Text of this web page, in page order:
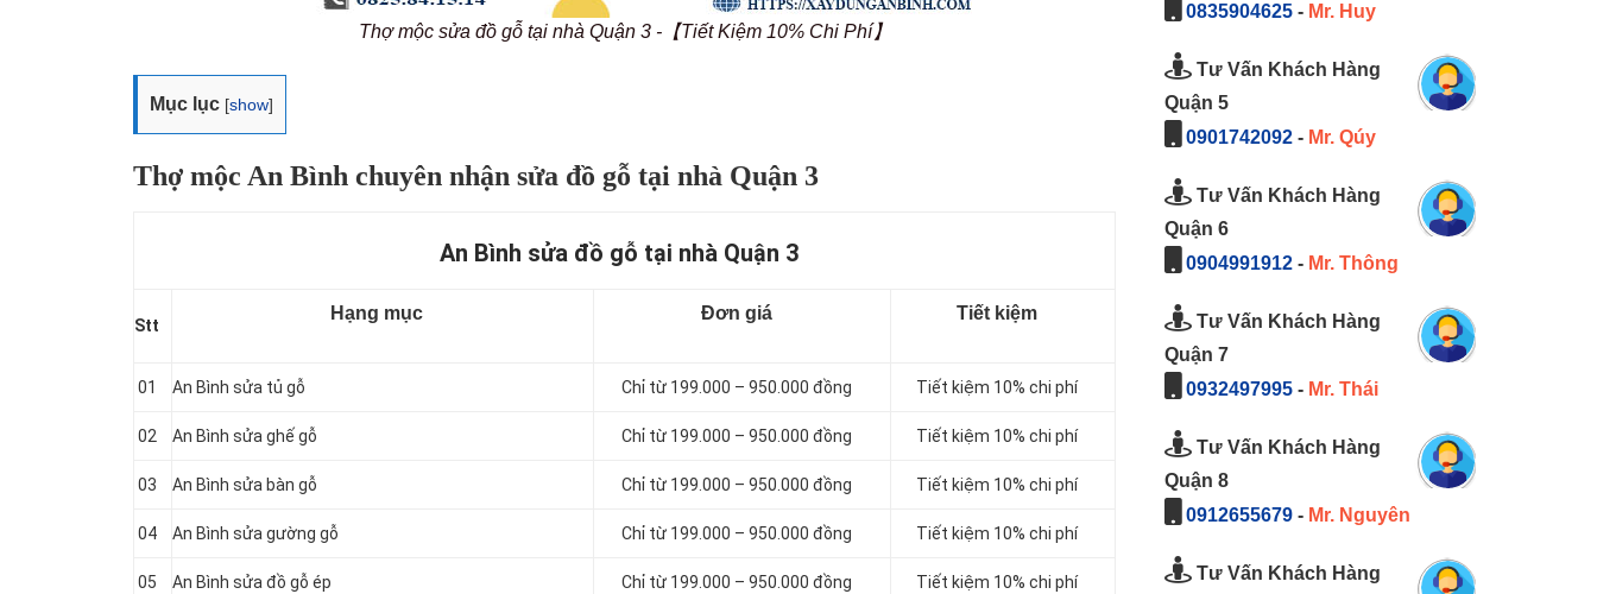
Thợ mộc sửa đồ gỗ tại nhà Quận 3 -【Tiết Kiệm 10% Chi Phí】
Mục lục [show]
Thợ mộc An Bình chuyên nhận sửa đồ gỗ tại nhà Quận 3
An Bình sửa đồ gỗ tại nhà Quận 3
Stt
Hạng mục Đơn giá Tiết kiệm
01 An Bình sửa tủ gỗ Chỉ từ 199.000 – 950.000 đồng Tiết kiệm 10% chi phí
02 An Bình sửa ghế gỗ Chỉ từ 199.000 – 950.000 đồng Tiết kiệm 10% chi phí
03 An Bình sửa bàn gỗ Chỉ từ 199.000 – 950.000 đồng Tiết kiệm 10% chi phí
04 An Bình sửa gường gỗ Chỉ từ 199.000 – 950.000 đồng Tiết kiệm 10% chi phí
05 An Bình sửa đồ gỗ ép Chỉ từ 199.000 – 950.000 đồng Tiết kiệm 10% chi phí
0835904625- Mr. Huy
Tư Vấn Khách Hàng
Quận 5
0901742092- Mr. Qúy
Tư Vấn Khách Hàng
Quận 6
0904991912- Mr. Thông
Tư Vấn Khách Hàng
Quận 7
0932497995- Mr. Thái
Tư Vấn Khách Hàng
Quận 8
0912655679- Mr. Nguyên
Tư Vấn Khách Hàng